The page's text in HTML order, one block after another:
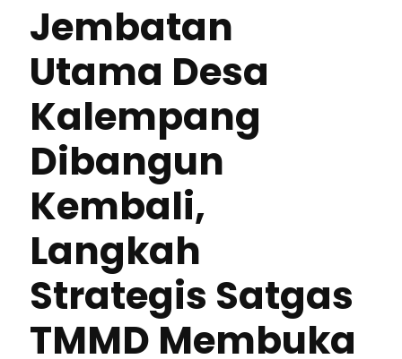
Jembatan
Utama Desa
Kalempang
Dibangun
Kembali,
Langkah
Strategis Satgas
TMMD Membuka